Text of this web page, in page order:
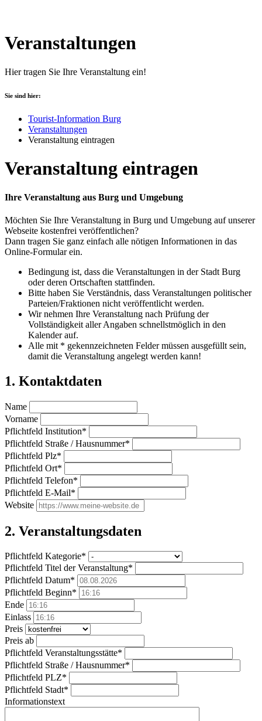
Veranstaltungen
Hier tragen Sie Ihre Veranstaltung ein!
Sie sind hier:
Tourist-Information Burg
Veranstaltungen
Veranstaltung eintragen
Veranstaltung eintragen
Ihre Veranstaltung aus Burg und Umgebung
Möchten Sie Ihre Veranstaltung in Burg und Umgebung auf unserer
Webseite kostenfrei veröffentlichen?
Dann tragen Sie ganz einfach alle nötigen Informationen in das
Online-Formular ein.
Bedingung ist, dass die Veranstaltungen in der Stadt Burg
oder deren Ortschaften stattfinden.
Bitte haben Sie Verständnis, dass Veranstaltungen politischer
Parteien/Fraktionen nicht veröffentlicht werden.
Wir nehmen Ihre Veranstaltung nach Prüfung der
Vollständigkeit aller Angaben schnellstmöglich in den
Kalender auf.
Alle mit * gekennzeichneten Felder müssen ausgefüllt sein,
damit die Veranstaltung angelegt werden kann!
1. Kontaktdaten
Name
Vorname
Pflichtfeld Institution*
Pflichtfeld Straße / Hausnummer*
Pflichtfeld Plz*
Pflichtfeld Ort*
Pflichtfeld Telefon*
Pflichtfeld E-Mail*
Website
2. Veranstaltungsdaten
Pflichtfeld Kategorie*
Pflichtfeld Titel der Veranstaltung*
Pflichtfeld Datum*
Pflichtfeld Beginn*
Ende
Einlass
Preis
Preis ab
Pflichtfeld Veranstaltungsstätte*
Pflichtfeld Straße / Hausnummer*
Pflichtfeld PLZ*
Pflichtfeld Stadt*
Informationstext